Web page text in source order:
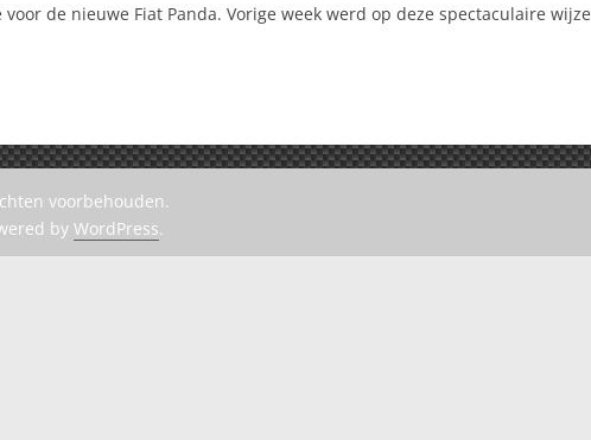
de nieuwe Fiat Panda. Vorige week werd op deze spectaculaire wijze
voorbehouden.
by WordPress.